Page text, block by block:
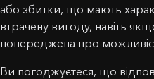
або збитки, що мають
втрачену вигоду, навіть
попереджена про
Ви погоджуєтеся, що